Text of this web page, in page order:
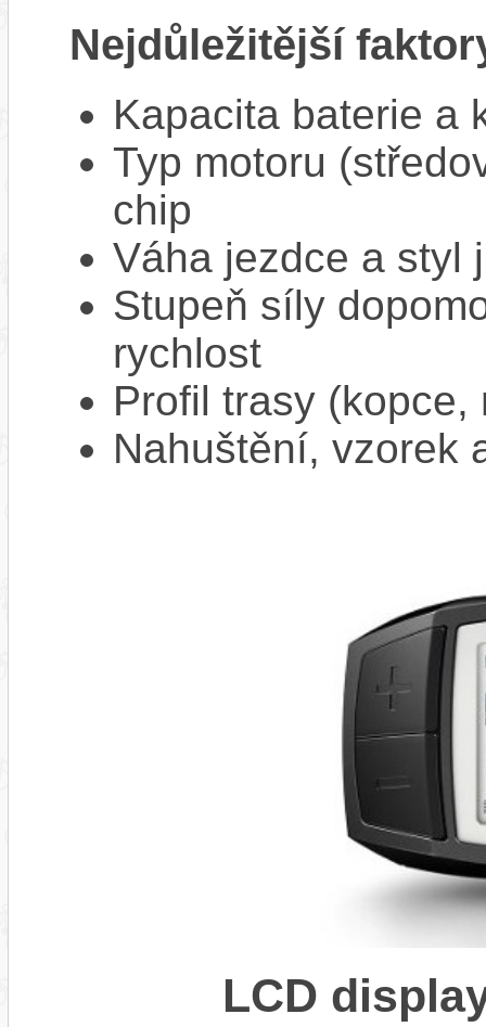
Nejdůležitější
Kapacita baterie a
Typ motoru
chip
Váha jezdce a styl
Stupeň síly
rychlost
Profil trasy
Nahuštění, vzorek
LCD